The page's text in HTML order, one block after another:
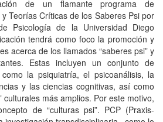
de un flamante programa de
Teorías Críticas de los Saberes Psi por
Psicología de la Universidad Diego
tendrá como foco la promoción y
acerca de los llamados “saberes psi” y
Estas incluyen un conjunto de
la psiquiatría, el psicoanálisis, la
y las ciencias cognitivas, así como
culturales más amplios. Por este motivo,
de “culturas psi”. PCP (Praxis-